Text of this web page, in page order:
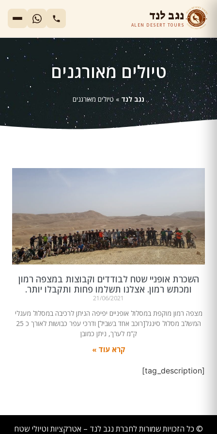
נגב לנד
ALEN DESERT TOURS
טיולים מאורגנים
נגב לנד » טיולים מאורגנים
השכרת אופניי שטח לבודדים וקבוצות במצפה רמון
ומכתש רמון. אצלנו תשלמו פחות ותקבלו יותר.
21/06/2021
מצפה רמון מוקפת במסלול אופניים יפיפה הניתן לרכיבה במסלול מעגלי
המשלב מסלול סינגל[רוכב אחד בשביל] ודרכי עפר כבושות לאורך כ 25
ק”מ לערך, ניתן כמובן
קרא עוד »
[tag_description]
© כל הזכויות שמורות לחברת נגב לנד – אטרקציות וטיולי שטח